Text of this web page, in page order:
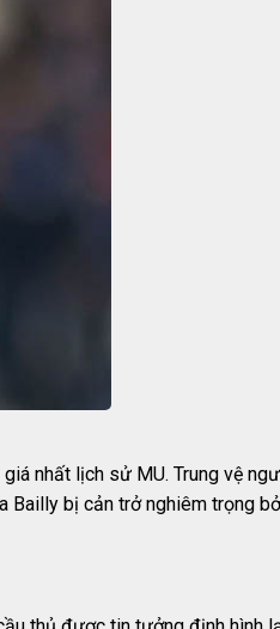
nhất lịch sử MU. Trung vệ
Bailly bị cản trở nghiêm trọng